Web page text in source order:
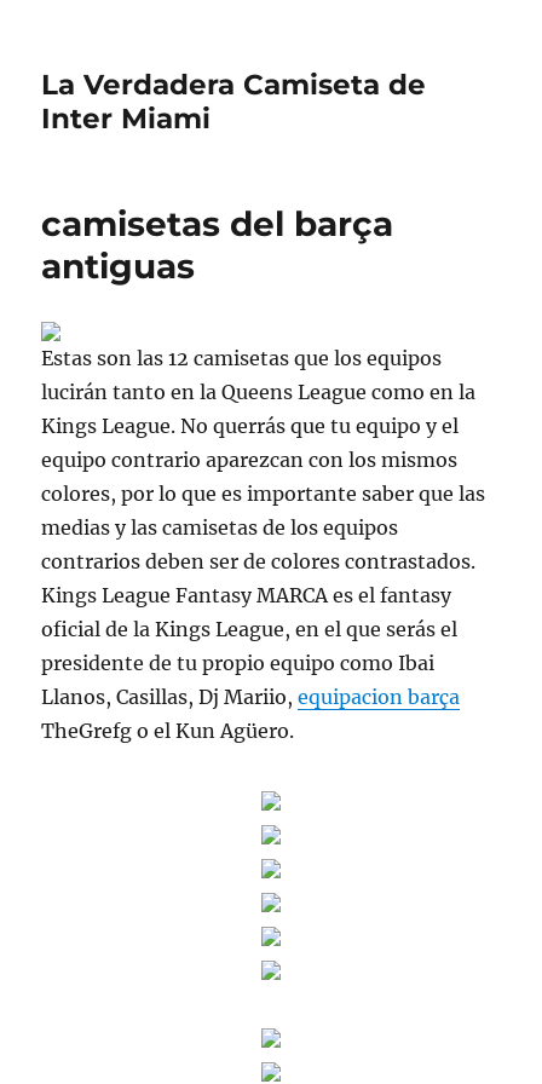
La Verdadera Camiseta de
Inter Miami
camisetas del barça
antiguas
Estas son las 12 camisetas que los equipos
lucirán tanto en la Queens League como en la
Kings League. No querrás que tu equipo y el
equipo contrario aparezcan con los mismos
colores, por lo que es importante saber que las
medias y las camisetas de los equipos
contrarios deben ser de colores contrastados.
Kings League Fantasy MARCA es el fantasy
oficial de la Kings League, en el que serás el
presidente de tu propio equipo como Ibai
Llanos, Casillas, Dj Mariio,equipacion barça
TheGrefg o el Kun Agüero.